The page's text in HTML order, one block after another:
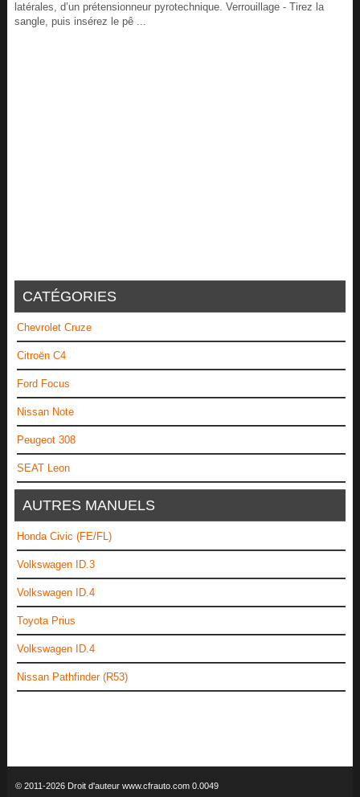
latérales, d’un prétensionneur pyrotechnique. Verrouillage - Tirez la
sangle, puis insérez le pê ...
CATÉGORIES
Chevrolet Cruze
Citroën C4
Ford Focus
Nissan Note
Peugeot 308
SEAT Leon
AUTRES MANUELS
Honda Civic (FE/FL)
Volkswagen ID.3
Volkswagen ID.4
Toyota Prius
Volkswagen ID.4
Nissan Pathfinder (R53)
© 2011-2026 Droit d'auteur www.cfrauto.com 0.0049